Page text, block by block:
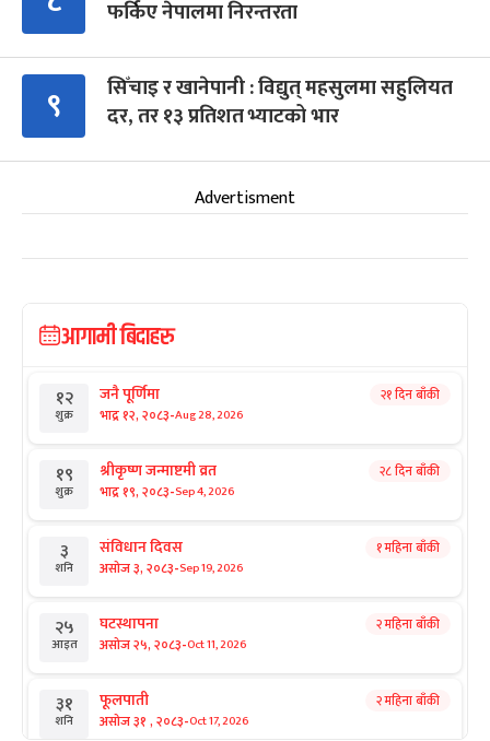
फर्किए नेपालमा निरन्तरता
९
सिँचाइ र खानेपानी : विद्युत् महसुलमा सहुलियत
दर, तर १३ प्रतिशत भ्याटको भार
Advertisment
आगामी बिदाहरु
१२
शुक्र
जनै पूर्णिमा
भाद्र १२, २०८३-Aug 28, 2026
२१ दिन बाँकी
१९
शुक्र
श्रीकृष्ण जन्माष्टमी व्रत
भाद्र १९, २०८३-Sep 4, 2026
२८ दिन बाँकी
३
शनि
संविधान दिवस
असोज ३, २०८३-Sep 19, 2026
१ महिना बाँकी
२५
आइत
घटस्थापना
असोज २५, २०८३-Oct 11, 2026
२ महिना बाँकी
३१
शनि
फूलपाती
असोज ३१ , २०८३-Oct 17, 2026
२ महिना बाँकी